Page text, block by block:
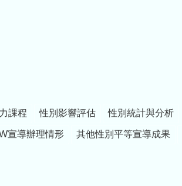
課程 性別影響評估 性別統計與分析
宣導辦理情形 其他性別平等宣導成果